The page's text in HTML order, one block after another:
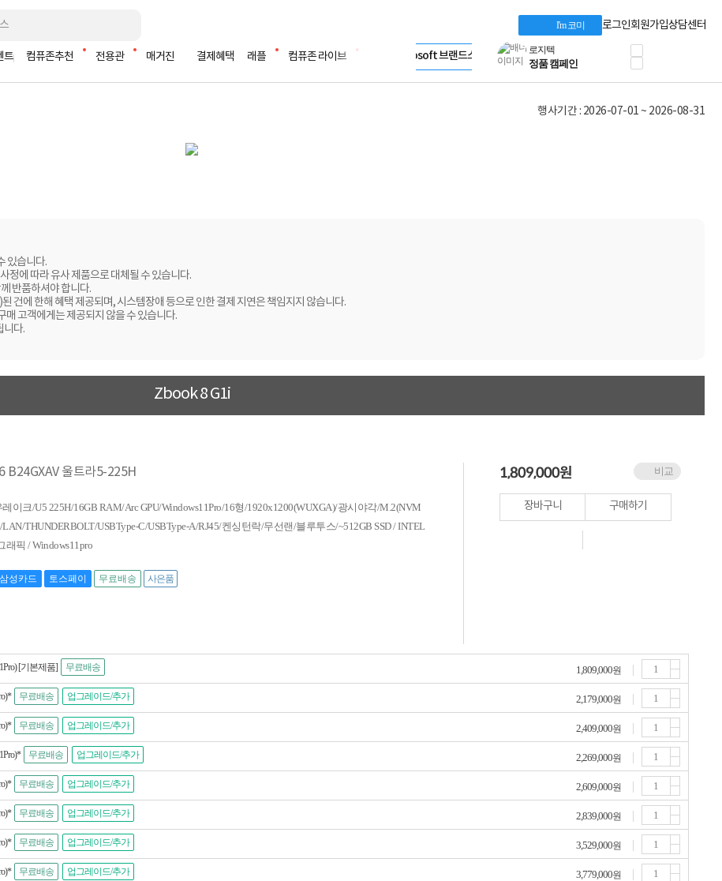
I'm 코미 로그인회원가입상담센터
트 컴퓨존추천 전용관 매거진 결제혜택 래플 컴퓨존 라이브
Microsoft 브랜드스토어
AMD 브랜드스토어
Intel 브랜드스토어
타협 없는 게이밍
HP OMEN
로지텍
정품 캠페인
삼성 키보드&마우스
케이블메이트 3분기
적립금 페이백!
HAF II 500
AI 업무환경 완성
HP 워크스테이션
여름맞이 사은품
행사기간 : 2026-07-01 ~ 2026-08-31
있습니다.
정에 따라 유사 제품으로 대체될 수 있습니다.
반품하셔야 합니다.
건에 한해 혜택 제공되며, 시스템장애 등으로 인한 결제 지연은 책임지지 않습니다.
매 고객에게는 제공되지 않을 수 있습니다.
니다.
Zbook 8 G1i
B24GXAV 울트라5-225H
이크/U5 225H/16GB RAM/Arc GPU/Windows11Pro/16형/1920x1200(WUXGA)/광시야각/M.2(NVM
THUNDERBOLT/USBType-C/USBType-A/RJ45/켄싱턴락/무선랜/블루투스/~512GB SSD / INTEL
래픽 / Windows11pro
삼성카드 토스페이 무료배송 사은품
비교
1,809,000원
장바구니 구매하기
[기본제품] 무료배송 1,809,000원
무료배송 업그레이드/추가 2,179,000원
무료배송 업그레이드/추가 2,409,000원
무료배송 업그레이드/추가 2,269,000원
무료배송 업그레이드/추가 2,609,000원
무료배송 업그레이드/추가 2,839,000원
무료배송 업그레이드/추가 3,529,000원
무료배송 업그레이드/추가 3,779,000원